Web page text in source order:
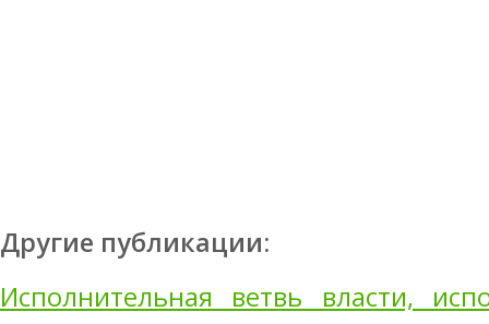
Другие публикации:
Исполнительная ветвь власти,